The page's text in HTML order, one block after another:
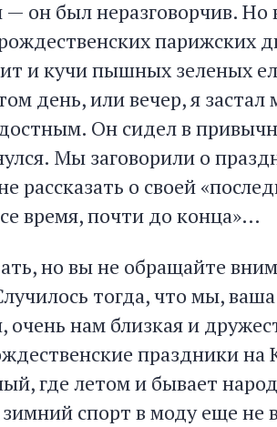
он был неразговорчив. Но
парижских
и кучи пышных зеленых
день, или вечер, я застал
Он сидел в
Мы заговорили о
о своей
время, почти до конца»…
но вы не обращайте
тогда, что мы,
нам близкая и
праздники на
где летом и бывает
спорт в моду еще не